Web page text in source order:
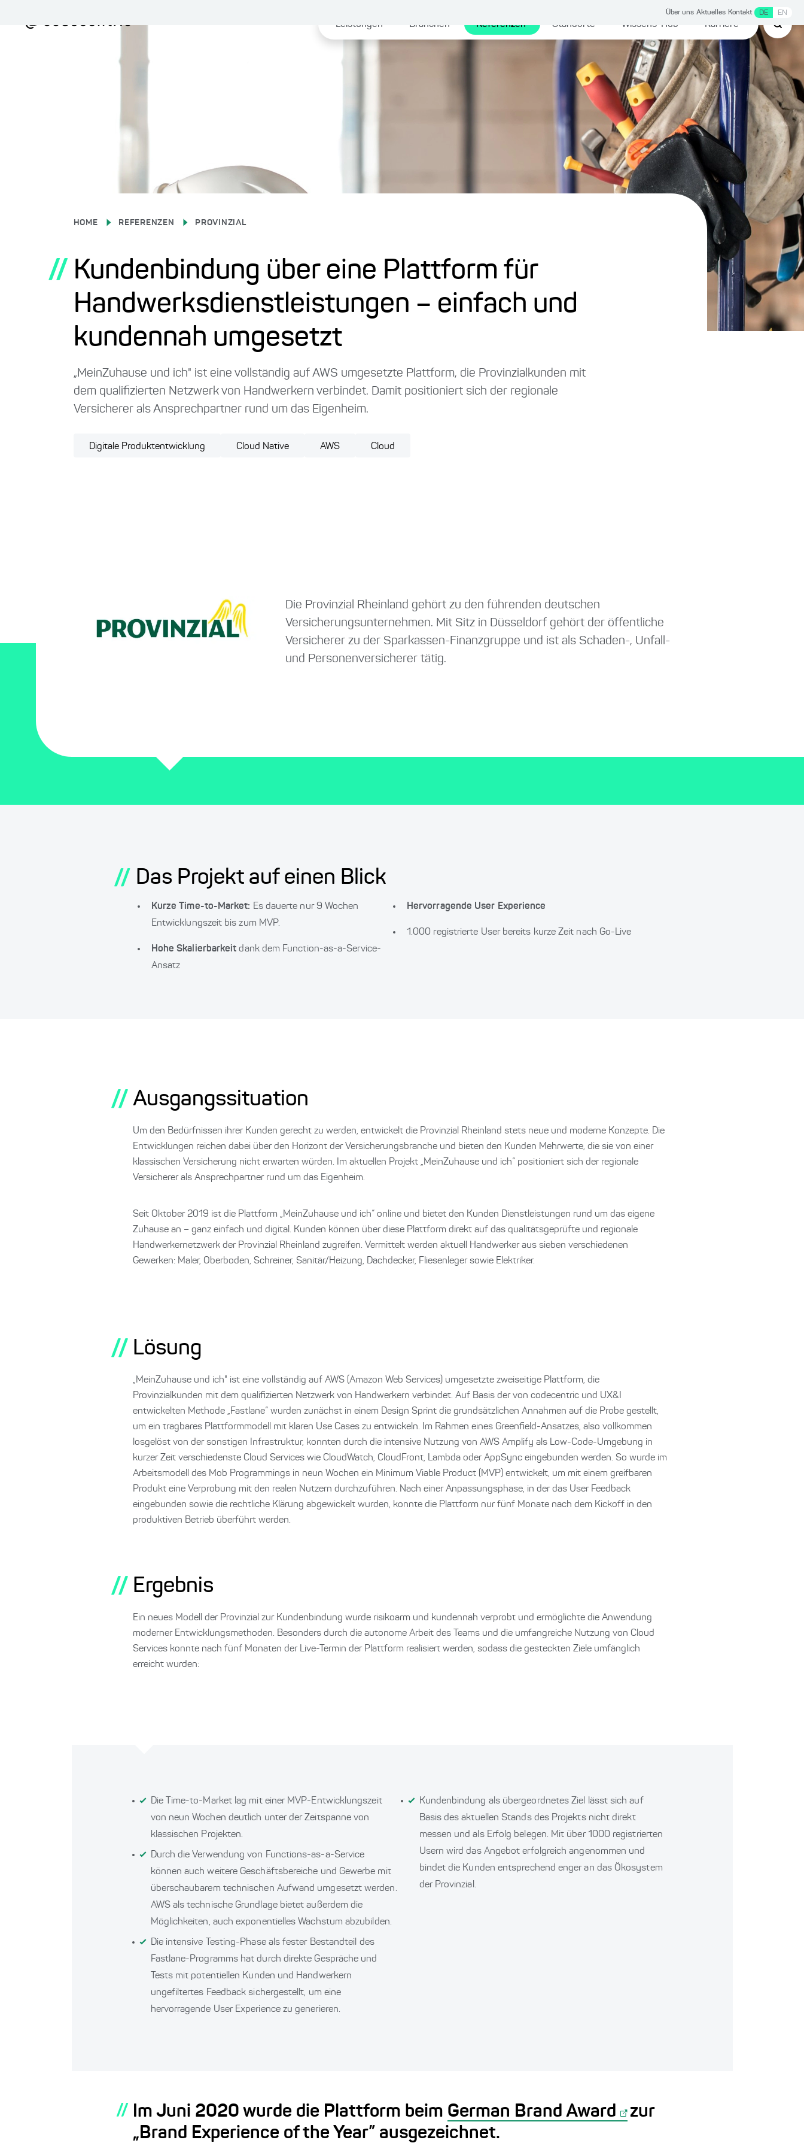
Über uns Aktuelles Kontakt DE EN
Leistungen Branchen Referenzen Standorte Wissens-Hub Karriere
HOME REFERENZEN PROVINZIAL
// Kundenbindung über eine Plattform für
Handwerksdienstleistungen – einfach und
kundennah umgesetzt
„MeinZuhause und ich" ist eine vollständig auf AWS umgesetzte Plattform, die Provinzialkunden mit
dem qualifizierten Netzwerk von Handwerkern verbindet. Damit positioniert sich der regionale
Versicherer als Ansprechpartner rund um das Eigenheim.
Digitale Produktentwicklung Cloud Native AWS Cloud
Die Provinzial Rheinland gehört zu den führenden deutschen
Versicherungsunternehmen. Mit Sitz in Düsseldorf gehört der öffentliche
Versicherer zu der Sparkassen-Finanzgruppe und ist als Schaden-, Unfall-
und Personenversicherer tätig.
// Das Projekt auf einen Blick
Kurze Time-to-Market: Es dauerte nur 9 Wochen
Entwicklungszeit bis zum MVP.
Hohe Skalierbarkeitdank dem Function-as-a-Service-
Ansatz
Hervorragende User Experience
1.000 registrierte User bereits kurze Zeit nach Go-Live
// Ausgangssituation
Um den Bedürfnissen ihrer Kunden gerecht zu werden, entwickelt die Provinzial Rheinland stets neue und moderne Konzepte. Die
Entwicklungen reichen dabei über den Horizont der Versicherungsbranche und bieten den Kunden Mehrwerte, die sie von einer
klassischen Versicherung nicht erwarten würden. Im aktuellen Projekt „MeinZuhause und ich“ positioniert sich der regionale
Versicherer als Ansprechpartner rund um das Eigenheim.
Seit Oktober 2019 ist die Plattform „MeinZuhause und ich“ online und bietet den Kunden Dienstleistungen rund um das eigene
Zuhause an – ganz einfach und digital. Kunden können über diese Plattform direkt auf das qualitätsgeprüfte und regionale
Handwerkernetzwerk der Provinzial Rheinland zugreifen. Vermittelt werden aktuell Handwerker aus sieben verschiedenen
Gewerken: Maler, Oberboden, Schreiner, Sanitär/Heizung, Dachdecker, Fliesenleger sowie Elektriker.
// Lösung
„MeinZuhause und ich" ist eine vollständig auf AWS (Amazon Web Services) umgesetzte zweiseitige Plattform, die
Provinzialkunden mit dem qualifizierten Netzwerk von Handwerkern verbindet. Auf Basis der von codecentric und UX&I
entwickelten Methode „Fastlane“ wurden zunächst in einem Design Sprint die grundsätzlichen Annahmen auf die Probe gestellt,
um ein tragbares Plattformmodell mit klaren Use Cases zu entwickeln. Im Rahmen eines Greenfield-Ansatzes, also vollkommen
losgelöst von der sonstigen Infrastruktur, konnten durch die intensive Nutzung von AWS Amplify als Low-Code-Umgebung in
kurzer Zeit verschiedenste Cloud Services wie CloudWatch, CloudFront, Lambda oder AppSync eingebunden werden. So wurde im
Arbeitsmodell des Mob Programmings in neun Wochen ein Minimum Viable Product (MVP) entwickelt, um mit einem greifbaren
Produkt eine Verprobung mit den realen Nutzern durchzuführen. Nach einer Anpassungsphase, in der das User Feedback
eingebunden sowie die rechtliche Klärung abgewickelt wurden, konnte die Plattform nur fünf Monate nach dem Kickoff in den
produktiven Betrieb überführt werden.
// Ergebnis
Ein neues Modell der Provinzial zur Kundenbindung wurde risikoarm und kundennah verprobt und ermöglichte die Anwendung
moderner Entwicklungsmethoden. Besonders durch die autonome Arbeit des Teams und die umfangreiche Nutzung von Cloud
Services konnte nach fünf Monaten der Live-Termin der Plattform realisiert werden, sodass die gesteckten Ziele umfänglich
erreicht wurden:
Die Time-to-Market lag mit einer MVP-Entwicklungszeit
von neun Wochen deutlich unter der Zeitspanne von
klassischen Projekten.
Durch die Verwendung von Functions-as-a-Service
können auch weitere Geschäftsbereiche und Gewerbe mit
überschaubarem technischen Aufwand umgesetzt werden.
AWS als technische Grundlage bietet außerdem die
Möglichkeiten, auch exponentielles Wachstum abzubilden.
Die intensive Testing-Phase als fester Bestandteil des
Fastlane-Programms hat durch direkte Gespräche und
Tests mit potentiellen Kunden und Handwerkern
ungefiltertes Feedback sichergestellt, um eine
hervorragende User Experience zu generieren.
Kundenbindung als übergeordnetes Ziel lässt sich auf
Basis des aktuellen Stands des Projekts nicht direkt
messen und als Erfolg belegen. Mit über 1000 registrierten
Usern wird das Angebot erfolgreich angenommen und
bindet die Kunden entsprechend enger an das Ökosystem
der Provinzial.
Im Juni 2020 wurde die Plattform beim German Brand Award
zur
„Brand Experience of the Year” ausgezeichnet.